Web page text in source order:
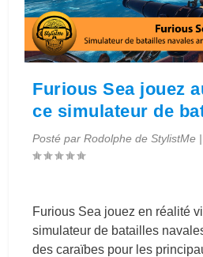
Furious Sea jouez
ce simulateur de
Posté parRodolphe de StylistMe |
Furious Sea jouez en réalité
simulateur de batailles
des caraïbes pour les